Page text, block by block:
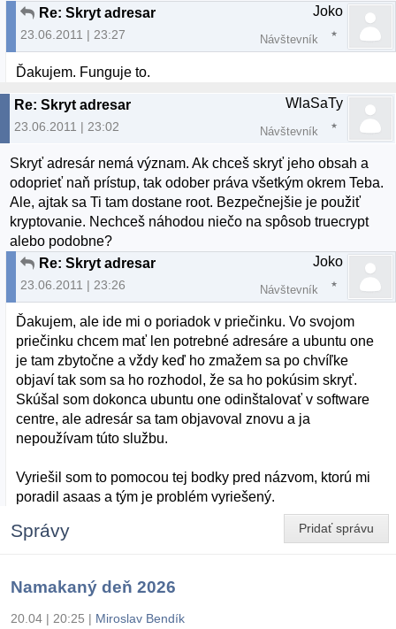
Re: Skryt adresar
23.06.2011 | 23:27
Joko
Návštevník
Ďakujem. Funguje to.
Re: Skryt adresar
23.06.2011 | 23:02
WlaSaTy
Návštevník
Skryť adresár nemá význam. Ak chceš skryť jeho obsah a
odoprieť naň prístup, tak odober práva všetkým okrem Teba.
Ale, ajtak sa Ti tam dostane root. Bezpečnejšie je použiť
kryptovanie. Nechceš náhodou niečo na spôsob truecrypt
alebo podobne?
Re: Skryt adresar
23.06.2011 | 23:26
Joko
Návštevník
Ďakujem, ale ide mi o poriadok v priečinku. Vo svojom
priečinku chcem mať len potrebné adresáre a ubuntu one
je tam zbytočne a vždy keď ho zmažem sa po chvíľke
objaví tak som sa ho rozhodol, že sa ho pokúsim skryť.
Skúšal som dokonca ubuntu one odinštalovať v software
centre, ale adresár sa tam objavoval znovu a ja
nepoužívam túto službu.
Vyriešil som to pomocou tej bodky pred názvom, ktorú mi
poradil asaas a tým je problém vyriešený.
Pridať správu
Správy
Namakaný deň 2026
20.04 | 20:25 | Miroslav Bendík